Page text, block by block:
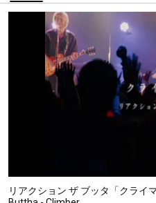
リアクション ザ ブッタ「クライ